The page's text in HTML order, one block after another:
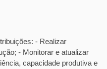
- Realizar
- Monitorar e atualizar
capacidade produtiva e